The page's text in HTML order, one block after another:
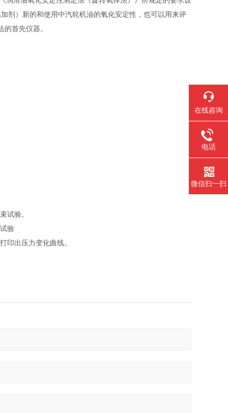
剂）新的和使用中汽轮机油的氧化安定性，也可以用来评
首先仪器。
试验。
验
印出压力变化曲线。
在线咨询
电话
微信扫一扫